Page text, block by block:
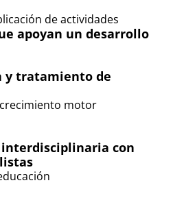
de actividades
apoyan un desarrollo
y tratamiento de
motor
interdisciplinaria con